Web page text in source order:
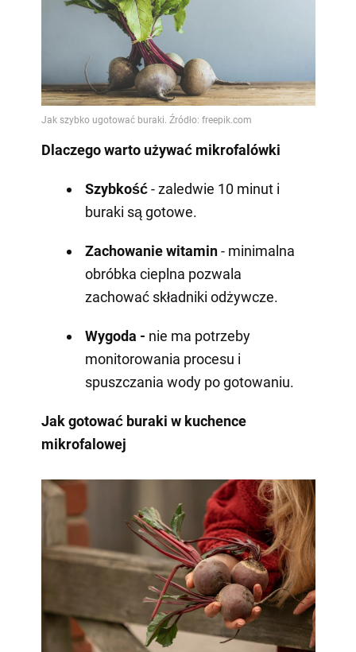
Dlaczego warto używać mikrofalówki
Szybkość- zaledwie 10 minut i
buraki są gotowe.
Zachowanie witamin- minimalna
obróbka cieplna pozwala
zachować składniki odżywcze.
Wygoda - nie ma potrzeby
monitorowania procesu i
spuszczania wody po gotowaniu.
Jak gotować buraki w kuchence
mikrofalowej